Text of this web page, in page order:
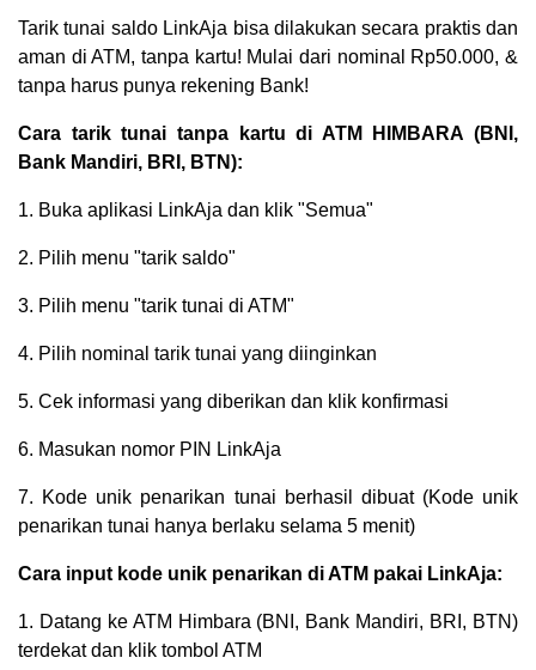
Tarik tunai saldo LinkAja bisa dilakukan secara praktis dan
aman di ATM, tanpa kartu! Mulai dari nominal Rp50.000, &
tanpa harus punya rekening Bank!
Cara tarik tunai tanpa kartu di ATM HIMBARA (BNI,
Bank Mandiri, BRI, BTN):
1. Buka aplikasi LinkAja dan klik "Semua"
2. Pilih menu "tarik saldo"
3. Pilih menu "tarik tunai di ATM"
4. Pilih nominal tarik tunai yang diinginkan
5. Cek informasi yang diberikan dan klik konfirmasi
6. Masukan nomor PIN LinkAja
7. Kode unik penarikan tunai berhasil dibuat (Kode unik
penarikan tunai hanya berlaku selama 5 menit)
Cara input kode unik penarikan di ATM pakai LinkAja:
1. Datang ke ATM Himbara (BNI, Bank Mandiri, BRI, BTN)
terdekat dan klik tombol ATM